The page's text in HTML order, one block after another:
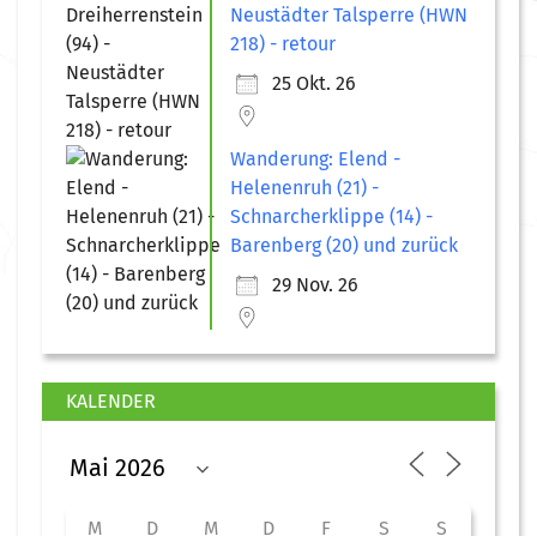
Neustädter Talsperre (HWN
218) - retour
25 Okt. 26
Wanderung: Elend -
Helenenruh (21) -
Schnarcherklippe (14) -
Barenberg (20) und zurück
29 Nov. 26
KALENDER
M D M D F S S